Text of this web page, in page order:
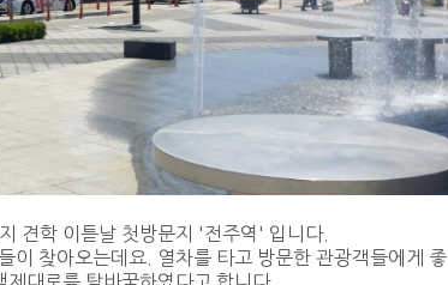
견학 이튿날 첫방문지 '전주역' 입니다.
이 찾아오는데요. 열차를 타고 방문한 관광객들에게 좋